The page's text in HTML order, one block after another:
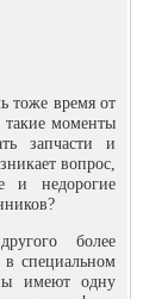
тоже время от
такие моменты
запчасти и
вопрос,
и недорогие
более
в специальном
имеют одну